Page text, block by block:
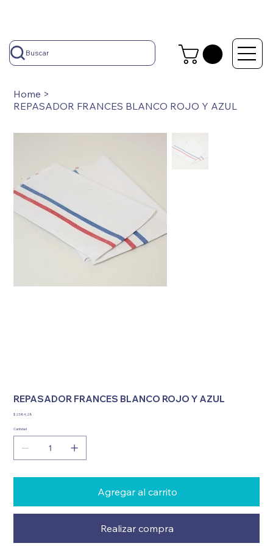
Buscar
Home >
REPASADOR FRANCES BLANCO ROJO Y AZUL
REPASADOR FRANCES BLANCO ROJO Y AZUL
Precio
$ 2.584,28
Cantidad
Agregar al carrito
Realizar compra